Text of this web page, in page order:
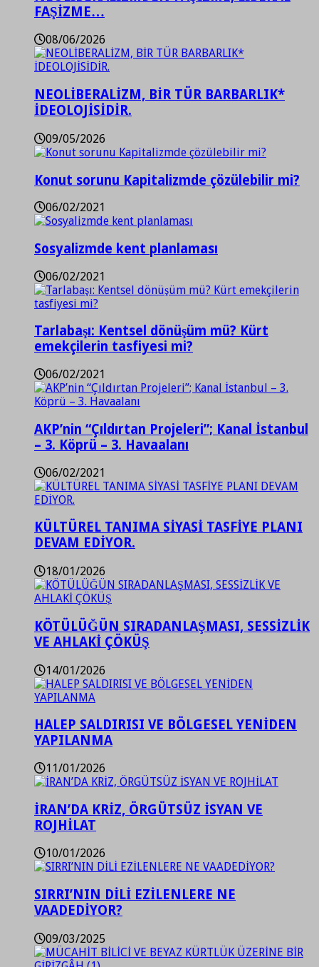
FAŞİZME…
08/06/2026
NEOLİBERALİZM, BİR TÜR BARBARLIK*
İDEOLOJİSİDİR.
09/05/2026
Konut sorunu Kapitalizmde çözülebilir mi?
06/02/2021
Sosyalizmde kent planlaması
06/02/2021
Tarlabaşı: Kentsel dönüşüm mü? Kürt
emekçilerin tasfiyesi mi?
06/02/2021
AKP’nin “Çıldırtan Projeleri”; Kanal İstanbul
– 3. Köprü – 3. Havaalanı
06/02/2021
KÜLTÜREL TANIMA SİYASİ TASFİYE PLANI
DEVAM EDİYOR.
18/01/2026
KÖTÜLÜĞÜN SIRADANLAŞMASI, SESSİZLİK
VE AHLAKİ ÇÖKÜŞ
14/01/2026
HALEP SALDIRISI VE BÖLGESEL YENİDEN
YAPILANMA
11/01/2026
İRAN’DA KRİZ, ÖRGÜTSÜZ İSYAN VE
ROJHİLAT
10/01/2026
SIRRI’NIN DİLİ EZİLENLERE NE
VAADEDİYOR?
09/03/2025